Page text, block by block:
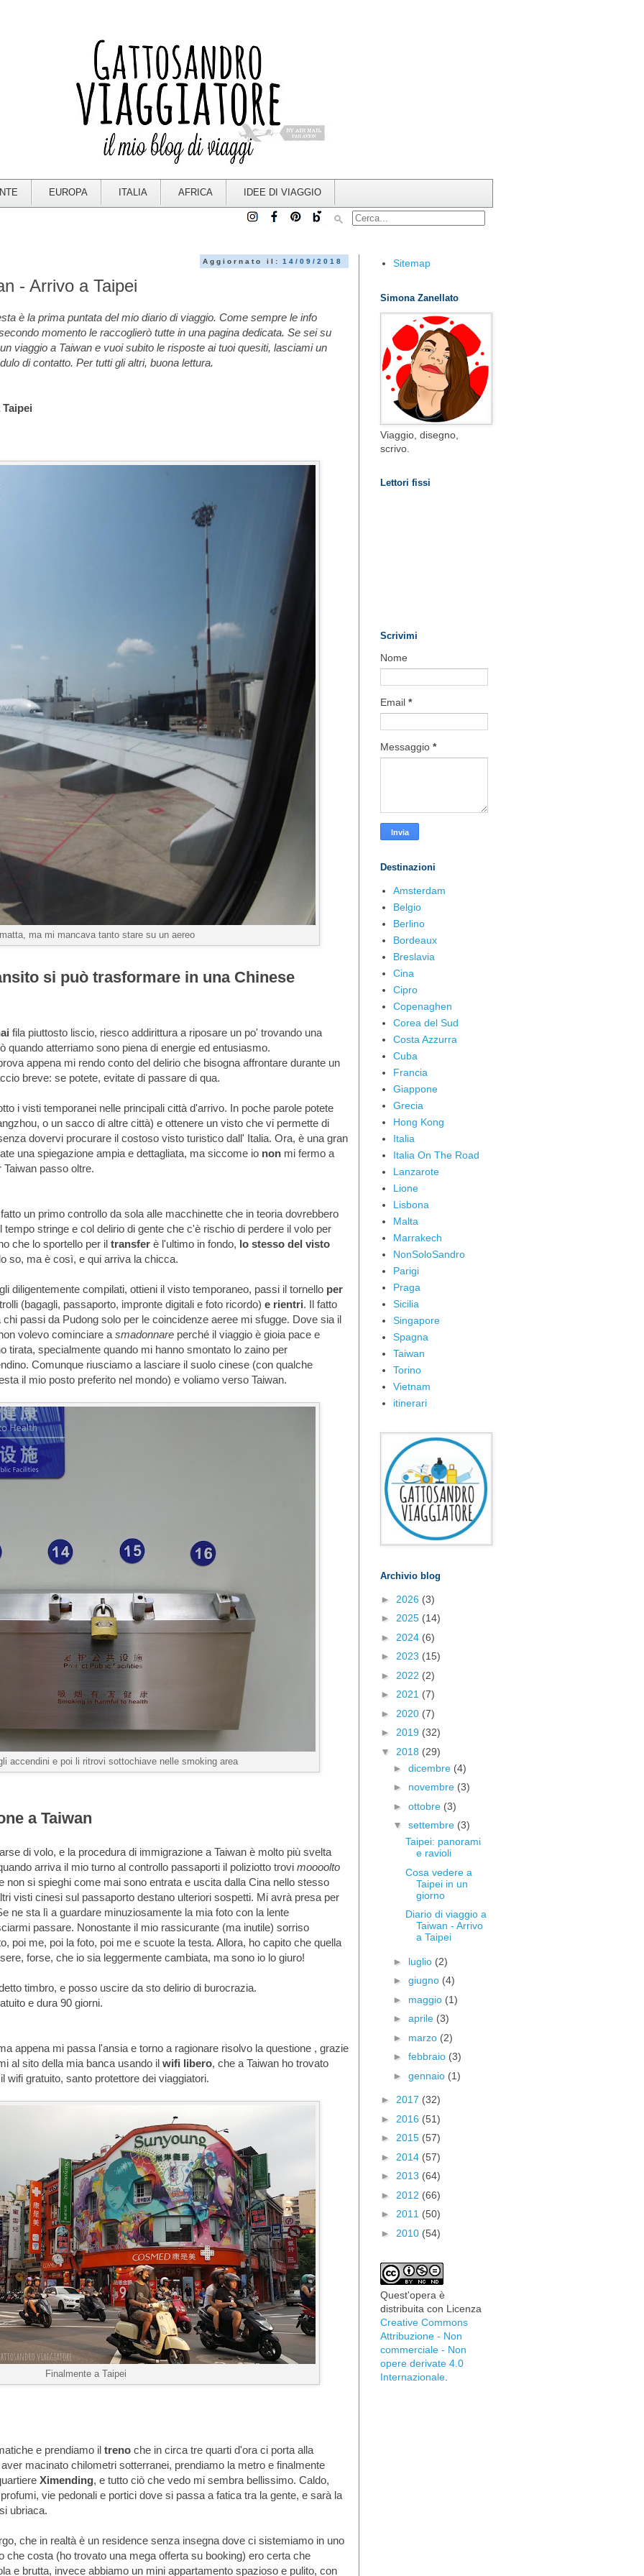
EUROPA ITALIA AFRICA IDEE DI VIAGGIO
Aggiornato il: 14/09/2018
- Arrivo a Taipei
è la prima puntata del mio diario di viaggio. Come sempre le info
momento le raccoglierò tutte in una pagina dedicata. Se sei su
viaggio a Taiwan e vuoi subito le risposte ai tuoi quesiti, lasciami un
di contatto. Per tutti gli altri, buona lettura.
ma mi mancava tanto stare su un aereo
si può trasformare in una Chinese
fila piuttosto liscio, riesco addirittura a riposare un po' trovando una
quando atterriamo sono piena di energie ed entusiasmo.
appena mi rendo conto del delirio che bisogna affrontare durante un
breve: se potete, evitate di passare di qua.
i visti temporanei nelle principali città d'arrivo. In poche parole potete
o un sacco di altre città) e ottenere un visto che vi permette di
dovervi procurare il costoso visto turistico dall' Italia. Ora, è una gran
una spiegazione ampia e dettagliata, ma siccome io non mi fermo a
passo oltre.
un primo controllo da sola alle macchinette che in teoria dovrebbero
stringe e col delirio di gente che c'è rischio di perdere il volo per
che lo sportello per il transfer è l'ultimo in fondo, lo stesso del visto
so, ma è così, e qui arriva la chicca.
diligentemente compilati, ottieni il visto temporaneo, passi il tornello per
(bagagli, passaporto, impronte digitali e foto ricordo) e rientri. Il fatto
passi da Pudong solo per le coincidenze aeree mi sfugge. Dove sia il
volevo cominciare a smadonnare perché il viaggio è gioia pace e
tirata, specialmente quando mi hanno smontato lo zaino per
Comunque riusciamo a lasciare il suolo cinese (con qualche
il mio posto preferito nel mondo) e voliamo verso Taiwan.
accendini e poi li ritrovi sottochiave nelle smoking area
a Taiwan
di volo, e la procedura di immigrazione a Taiwan è molto più svelta
arriva il mio turno al controllo passaporti il poliziotto trovi moooolto
non si spieghi come mai sono entrata e uscita dalla Cina nello stesso
visti cinesi sul passaporto destano ulteriori sospetti. Mi avrà presa per
ne sta lì a guardare minuziosamente la mia foto con la lente
passare. Nonostante il mio rassicurante (ma inutile) sorriso
poi me, poi la foto, poi me e scuote la testa. Allora, ho capito che quella
forse, che io sia leggermente cambiata, ma sono io lo giuro!
timbro, e posso uscire da sto delirio di burocrazia.
e dura 90 giorni.
appena mi passa l'ansia e torno a ragionare risolvo la questione , grazie
al sito della mia banca usando il wifi libero, che a Taiwan ho trovato
wifi gratuito, santo protettore dei viaggiatori.
Finalmente a Taipei
e prendiamo il treno che in circa tre quarti d'ora ci porta alla
macinato chilometri sotterranei, prendiamo la metro e finalmente
Ximending, e tutto ciò che vedo mi sembra bellissimo. Caldo,
vie pedonali e portici dove si passa a fatica tra la gente, e sarà la
ubriaca.
che in realtà è un residence senza insegna dove ci sistemiamo in uno
che costa (ho trovato una mega offerta su booking) ero certa che
e brutta, invece abbiamo un mini appartamento spazioso e pulito, con
Sitemap
Simona Zanellato
Viaggio, disegno,
scrivo.
Lettori fissi
Scrivimi
Nome
Email *
Messaggio *
Destinazioni
Amsterdam
Belgio
Berlino
Bordeaux
Breslavia
Cina
Cipro
Copenaghen
Corea del Sud
Costa Azzurra
Cuba
Francia
Giappone
Grecia
Hong Kong
Italia
Italia On The Road
Lanzarote
Lione
Lisbona
Malta
Marrakech
NonSoloSandro
Parigi
Praga
Sicilia
Singapore
Spagna
Taiwan
Torino
Vietnam
itinerari
Archivio blog
► 2026 (3)
► 2025 (14)
► 2024 (6)
► 2023 (15)
► 2022 (2)
► 2021 (7)
► 2020 (7)
► 2019 (32)
▼ 2018 (29)
► dicembre (4)
► novembre (3)
► ottobre (3)
▼ settembre (3)
Taipei: panorami
e ravioli
Cosa vedere a
Taipei in un
giorno
Diario di viaggio a
Taiwan - Arrivo
a Taipei
► luglio (2)
► giugno (4)
► maggio (1)
► aprile (3)
► marzo (2)
► febbraio (3)
► gennaio (1)
► 2017 (32)
► 2016 (51)
► 2015 (57)
► 2014 (57)
► 2013 (64)
► 2012 (66)
► 2011 (50)
► 2010 (54)
Quest'opera è
distribuita con Licenza
Creative Commons
Attribuzione - Non
commerciale - Non
opere derivate 4.0
Internazionale